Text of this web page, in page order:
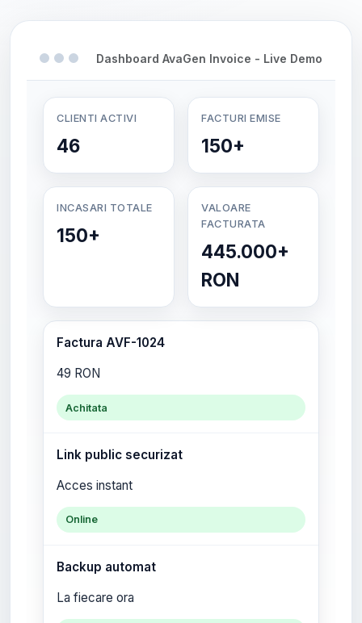
Dashboard AvaGen Invoice - Live Demo
CLIENTI ACTIVI
46
FACTURI EMISE
150+
INCASARI TOTALE
150+
VALOARE
FACTURATA
445.000+
RON
Factura AVF-1024
49 RON
Achitata
Link public securizat
Acces instant
Online
Backup automat
La fiecare ora